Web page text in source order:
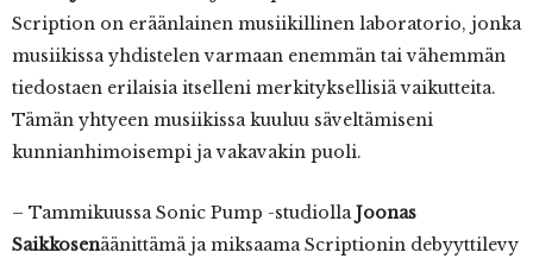
Scription on eräänlainen musiikillinen laboratorio, jonka
musiikissa yhdistelen varmaan enemmän tai vähemmän
tiedostaen erilaisia itselleni merkityksellisiä vaikutteita.
Tämän yhtyeen musiikissa kuuluu säveltämiseni
kunnianhimoisempi ja vakavakin puoli.
– Tammikuussa Sonic Pump -studiollaJoonas
Saikkosenäänittämä ja miksaama Scriptionin debyyttilevy